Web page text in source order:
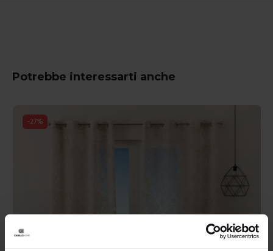
Potrebbe interessarti anche
-27%